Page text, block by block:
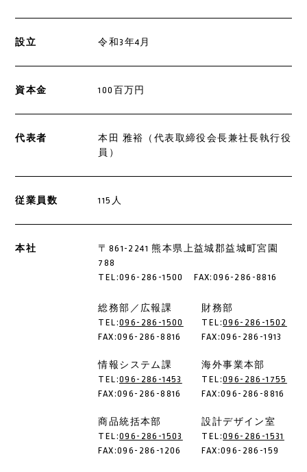
設立 令和3年4月
資本金 100百万円
代表者
本田 雅裕（代表取締役会長兼社長執行役
員）
従業員数 115人
本社
〒861-2241 熊本県上益城郡益城町宮園
788
TEL:096-286-1500 FAX:096-286-8816
総務部／広報課
TEL:096-286-1500
FAX:096-286-8816
財務部
TEL:096-286-1502
FAX:096-286-1913
情報システム課
TEL:096-286-1453
FAX:096-286-8816
海外事業本部
TEL:096-286-1755
FAX:096-286-8816
商品統括本部
TEL:096-286-1503
FAX:096-286-1206
設計デザイン室
TEL:096-286-1531
FAX:096-286-159